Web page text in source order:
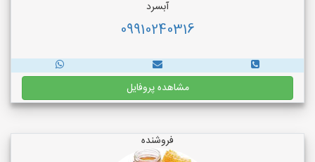
آبسرد
09910240316
مشاهده پروفایل
فروشنده